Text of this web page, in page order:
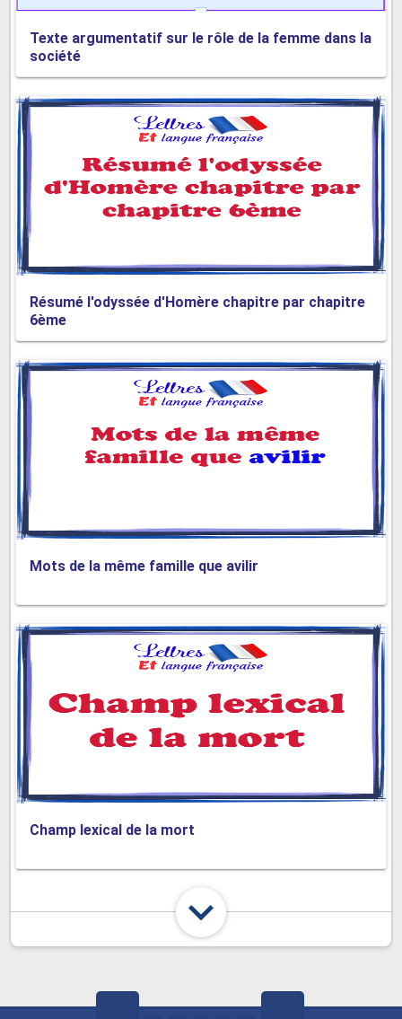
Texte argumentatif sur le rôle de la femme dans la
société
Résumé l'odyssée d'Homère chapitre par chapitre
6ème
Mots de la même famille que avilir
Champ lexical de la mort